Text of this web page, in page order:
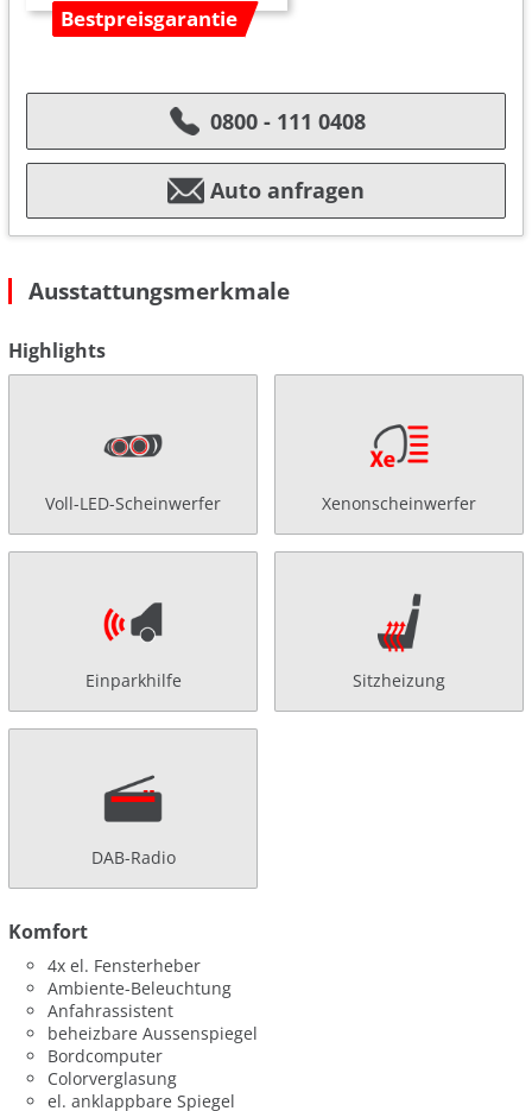
Bestpreisgarantie
0800 - 111 0408
Auto anfragen
Ausstattungsmerkmale
Highlights
Voll-LED-Scheinwerfer Xenonscheinwerfer
Einparkhilfe Sitzheizung
DAB-Radio
Komfort
4x el. Fensterheber
Ambiente-Beleuchtung
Anfahrassistent
beheizbare Aussenspiegel
Bordcomputer
Colorverglasung
el. anklappbare Spiegel